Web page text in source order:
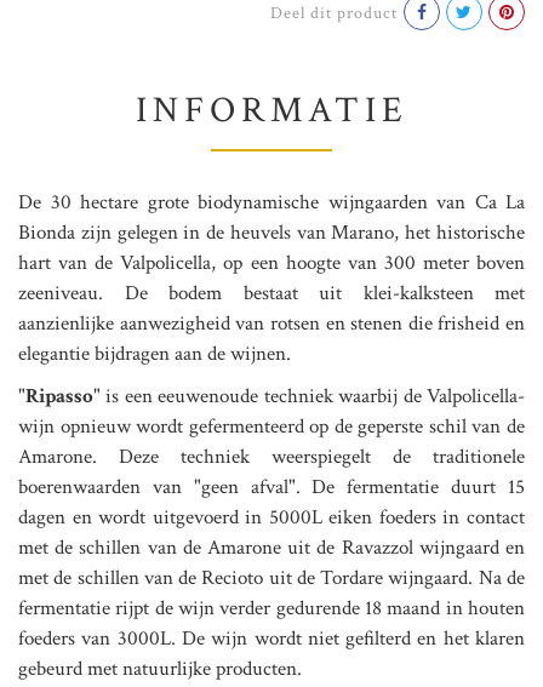
Deel dit product
INFORMATIE
De 30 hectare grote biodynamische wijngaarden van Ca La
Bionda zijn gelegen in de heuvels van Marano, het historische
hart van de Valpolicella, op een hoogte van 300 meter boven
zeeniveau. De bodem bestaat uit klei-kalksteen met
aanzienlijke aanwezigheid van rotsen en stenen die frisheid en
elegantie bijdragen aan de wijnen.
"Ripasso" is een eeuwenoude techniek waarbij de Valpolicella-
wijn opnieuw wordt gefermenteerd op de geperste schil van de
Amarone. Deze techniek weerspiegelt de traditionele
boerenwaarden van "geen afval". De fermentatie duurt 15
dagen en wordt uitgevoerd in 5000L eiken foeders in contact
met de schillen van de Amarone uit de Ravazzol wijngaard en
met de schillen van de Recioto uit de Tordare wijngaard. Na de
fermentatie rijpt de wijn verder gedurende 18 maand in houten
foeders van 3000L. De wijn wordt niet gefilterd en het klaren
gebeurd met natuurlijke producten.